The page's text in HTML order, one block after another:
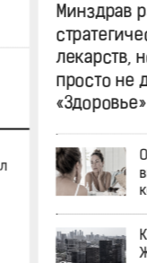
Минздрав
лекарств,
просто не
«Здоровье»